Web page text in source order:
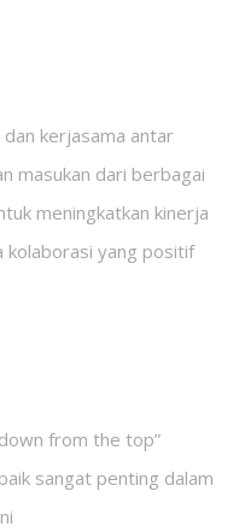
kerjasama antar
masukan dari berbagai
meningkatkan kinerja
kolaborasi yang positif
from the top”
sangat penting dalam